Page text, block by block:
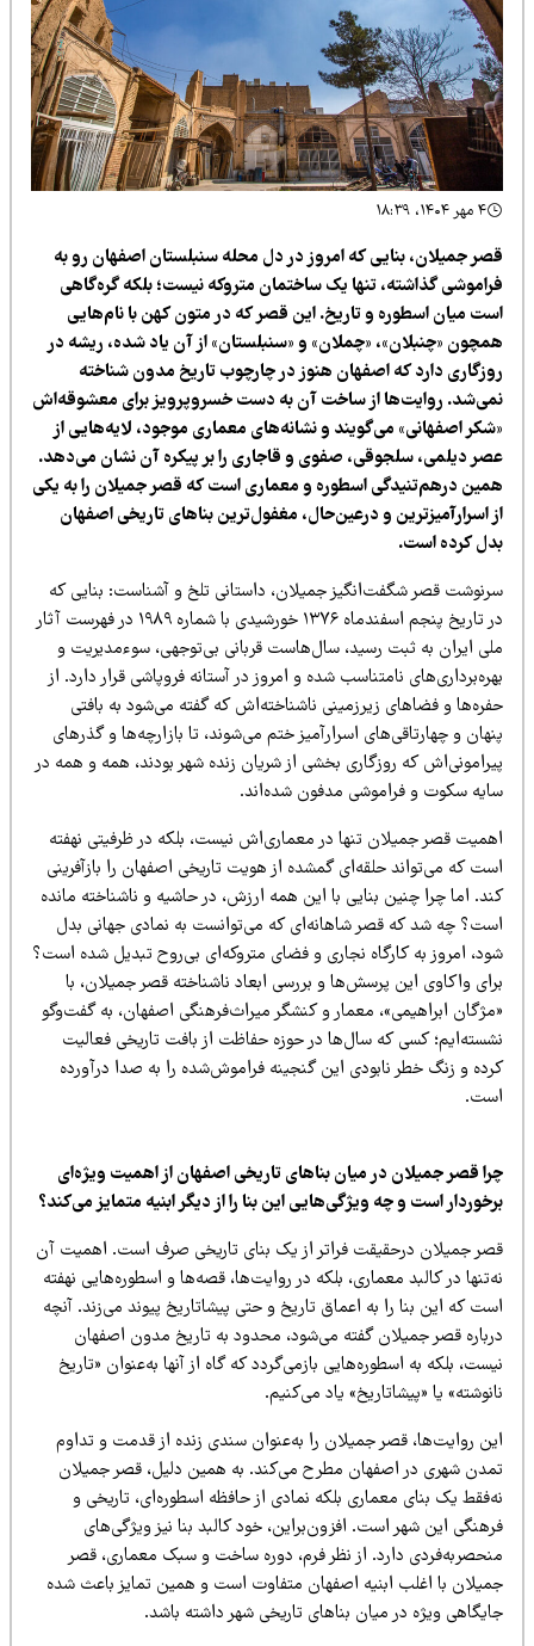
جمیلان، بنایی که امروز در دل محله سنبلستان اصفهان رو به
گذاشته، تنها یک ساختمان متروکه نیست؛ بلکه گره‌گاهی
میان اسطوره و تاریخ. این قصر که در متون کهن با نام‌هایی
«چنبلان»، «چملان» و «سنبلستان» از آن یاد شده، ریشه در
دارد که اصفهان هنوز در چارچوب تاریخ مدون شناخته
روایت‌ها از ساخت آن به دست خسروپرویز برای معشوقه‌اش
اصفهانی» می‌گویند و نشانه‌های معماری موجود، لایه‌هایی از
دیلمی، سلجوقی، صفوی و قاجاری را بر پیکره آن نشان می‌دهد.
درهم‌تنیدگی اسطوره و معماری است که قصر جمیلان را به یکی
اسرارآمیزترین و درعین‌حال، مغفول‌ترین بناهای تاریخی اصفهان
کرده است.
قصر شگفت‌انگیز جمیلان، داستانی تلخ و آشناست: بنایی که
در تاریخ پنجم اسفندماه ۱۳۷۶ خورشیدی با شماره ۱۹۸۹ در فهرست آثار
ایران به ثبت رسید، سال‌هاست قربانی بی‌توجهی، سوءمدیریت و
نامتناسب شده و امروز در آستانه فروپاشی قرار دارد. از
و فضاهای زیرزمینی ناشناخته‌اش که گفته می‌شود به بافتی
و چهارتاقی‌های اسرارآمیز ختم می‌شوند، تا بازارچه‌ها و گذرهای
که روزگاری بخشی از شریان زنده شهر بودند، همه و همه در
سکوت و فراموشی مدفون شده‌اند.
قصر جمیلان تنها در معماری‌اش نیست، بلکه در ظرفیتی نهفته
که می‌تواند حلقه‌ای گمشده از هویت تاریخی اصفهان را بازآفرینی
اما چرا چنین بنایی با این‌ همه ارزش، در حاشیه و ناشناخته مانده
چه شد که قصر شاهانه‌ای که می‌توانست به نمادی جهانی بدل
امروز به کارگاه نجاری و فضای متروکه‌ای بی‌روح تبدیل شده است؟
واکاوی این پرسش‌ها و بررسی ابعاد ناشناخته قصر جمیلان، با
ابراهیمی»، معمار و کنشگر میراث‌فرهنگی اصفهان، به گفت‌وگو
کسی که سال‌ها در حوزه حفاظت از بافت تاریخی فعالیت
و زنگ خطر نابودی این گنجینه فراموش‌شده را به صدا درآورده
قصر جمیلان در میان بناهای تاریخی اصفهان از اهمیت ویژه‌ای
است و چه ویژگی‌هایی این بنا را از دیگر ابنیه متمایز می‌کند؟
جمیلان درحقیقت فراتر از یک بنای تاریخی صرف است. اهمیت آن
در کالبد معماری، بلکه در روایت‌ها، قصه‌ها و اسطوره‌هایی نهفته
که این بنا را به اعماق تاریخ و حتی پیشاتاریخ پیوند می‌زند. آنچه
قصر جمیلان گفته می‌شود، محدود به تاریخ مدون اصفهان
بلکه به اسطوره‌هایی بازمی‌گردد که گاه از آنها به‌عنوان «تاریخ
یا «پیشاتاریخ» یاد می‌کنیم.
روایت‌ها، قصر جمیلان را به‌عنوان سندی زنده از قدمت و تداوم
شهری در اصفهان مطرح می‌کند. به همین دلیل، قصر جمیلان
یک بنای معماری بلکه نمادی از حافظه اسطوره‌ای، تاریخی و
این شهر است. افزون‌براین، خود کالبد بنا نیز ویژگی‌های
دارد. از نظر فرم، دوره ساخت و سبک معماری، قصر
با اغلب ابنیه اصفهان متفاوت است و همین تمایز باعث شده
ویژه در میان بناهای تاریخی شهر داشته باشد.